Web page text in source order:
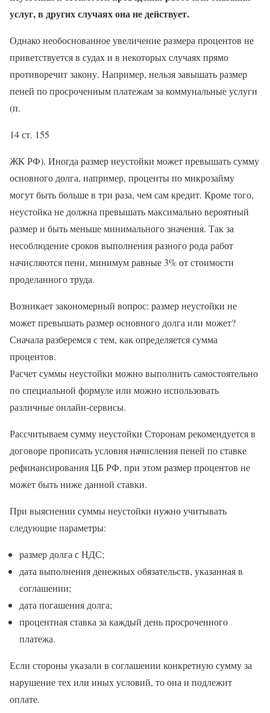
услуг, в других случаях она не действует.
Однако необоснованное увеличение размера процентов не
приветствуется в судах и в некоторых случаях прямо
противоречит закону. Например, нельзя завышать размер
пеней по просроченным платежам за коммунальные услуги
(п.
14 ст. 155
ЖК РФ). Иногда размер неустойки может превышать сумму
основного долга, например, проценты по микрозайму
могут быть больше в три раза, чем сам кредит. Кроме того,
неустойка не должна превышать максимально вероятный
размер и быть меньше минимального значения. Так за
несоблюдение сроков выполнения разного рода работ
начисляются пени, минимум равные 3% от стоимости
проделанного труда.
Возникает закономерный вопрос: размер неустойки не
может превышать размер основного долга или может?
Сначала разберемся с тем, как определяется сумма
процентов.
Расчет суммы неустойки можно выполнить самостоятельно
по специальной формуле или можно использовать
различные онлайн-сервисы.
Рассчитываем сумму неустойки Сторонам рекомендуется в
договоре прописать условия начисления пеней по ставке
рефинансирования ЦБ РФ, при этом размер процентов не
может быть ниже данной ставки.
При выяснении суммы неустойки нужно учитывать
следующие параметры:
размер долга с НДС;
дата выполнения денежных обязательств, указанная в
соглашении;
дата погашения долга;
процентная ставка за каждый день просроченного
платежа.
Если стороны указали в соглашении конкретную сумму за
нарушение тех или иных условий, то она и подлежит
оплате.